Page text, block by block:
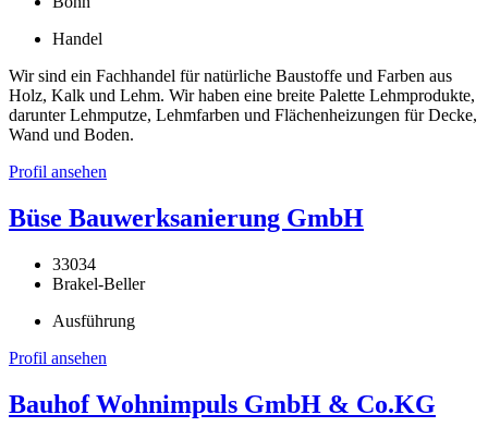
Handel
Wir sind ein Fachhandel für natürliche Baustoffe und Farben aus
Holz, Kalk und Lehm. Wir haben eine breite Palette Lehmprodukte,
darunter Lehmputze, Lehmfarben und Flächenheizungen für Decke,
Wand und Boden.
Profil ansehen
Büse Bauwerksanierung GmbH
33034
Brakel-Beller
Ausführung
Profil ansehen
Bauhof Wohnimpuls GmbH & Co.KG